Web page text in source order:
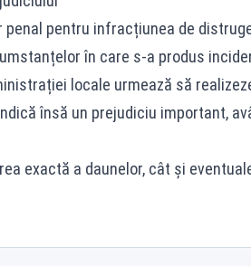
penal pentru infracțiunea de
în care s-a produs
locale urmează să
însă un prejudiciu important,
exactă a daunelor, cât și